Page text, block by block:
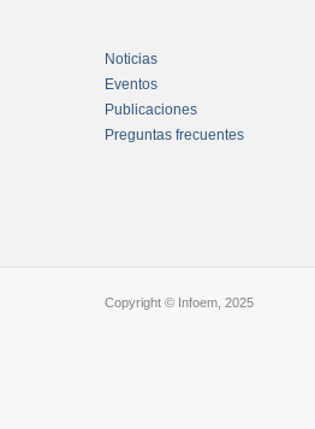
Noticias
Eventos
Publicaciones
Preguntas frecuentes
Copyright © Infoem, 2025